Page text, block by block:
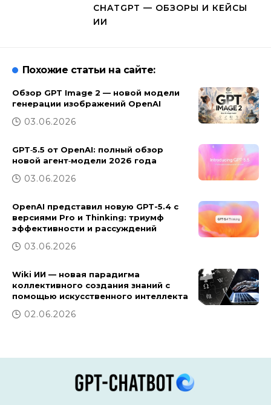
CHATGPT — ОБЗОРЫ И КЕЙСЫ
ИИ
Похожие статьи на сайте:
Обзор GPT Image 2 — новой модели
генерации изображений OpenAI
03.06.2026
GPT‑5.5 от OpenAI: полный обзор
новой агент‑модели 2026 года
03.06.2026
OpenAI представил новую GPT-5.4 с
версиями Pro и Thinking: триумф
эффективности и рассуждений
03.06.2026
Wiki ИИ — новая парадигма
коллективного создания знаний с
помощью искусственного интеллекта
02.06.2026